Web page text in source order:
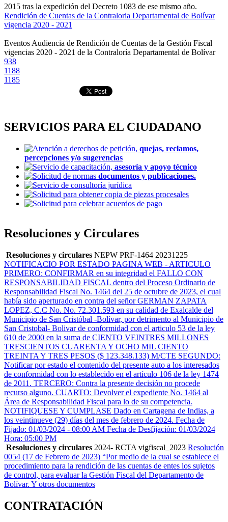
2015 tras la expedición del Decreto 1083 de ese mismo año.
Rendición de Cuentas de la Contraloria Departamental de Bolívar
vigencia 2020 - 2021
Eventos Audiencia de Rendición de Cuentas de la Gestión Fiscal
vigencias 2020 - 2021 de la Contraloría Departamental de Bolívar
938
1188
1185
SERVICIOS PARA EL CIUDADANO
Atención a derechos de petición, quejas, reclamos,
percepciones y/o sugerencias
Servicio de capacitación, asesoría y apoyo técnico
Solicitud de normas documentos y publicaciones.
Servicio de consultoría jurídica
Solicitud para obtener copia de piezas procesales
Solicitud para celebrar acuerdos de pago
Resoluciones y Circulares
Resoluciones y circulares NEPW PRF-1464 20231225
NOTIFICACIO POR ESTADO PAGINA WEB - ARTICULO
PRIMERO: CONFIRMAR en su integridad el FALLO CON
RESPONSABILIDAD FISCAL dentro del Proceso Ordinario de
Responsabilidad Fiscal No. 1464 del 25 de octubre de 2023, el cual
había sido aperturado en contra del señor GERMAN ZAPATA
LOPEZ, C.C No. No. 72.301.593 en su calidad de Exalcalde del
Municipio de San Cristóbal -Bolívar, por detrimento al Municipio de
San Cristobal- Bolivar de conformidad con el articulo 53 de la ley
610 de 2000 en la suma de CIENTO VEINTRES MILLONES
TRESCIENTOS CUARENTA Y OCHO MIL CIENTO
TREINTA Y TRES PESOS ($ 123.348.133) M/CTE SEGUNDO:
Notificar por estado el contenido del presente auto a los interesados
de conformidad con lo establecido en el artículo 106 de la ley 1474
de 2011. TERCERO: Contra la presente decisión no procede
recurso alguno. CUARTO: Devolver el expediente No. 1464 al
Área de Responsabilidad Fiscal para lo de su competencia.
NOTIFIQUESE Y CUMPLASE Dado en Cartagena de Indias, a
los veintinueve (29) días del mes de febrero de 2024. Fecha de
Fijado: 01/03/2024 - 08:00 AM Fecha de Desfijación: 01/03/2024
Hora: 05:00 PM
Resoluciones y circulares 2024- RCTA vigfiscal_2023 Resolución
0054 (17 de Febrero de 2023) “Por medio de la cual se establece el
procedimiento para la rendición de las cuentas de entes los sujetos
de control, para evaluar la Gestión Fiscal del Departamento de
Bolívar. Y otros documentos
CONTRATACIÓN